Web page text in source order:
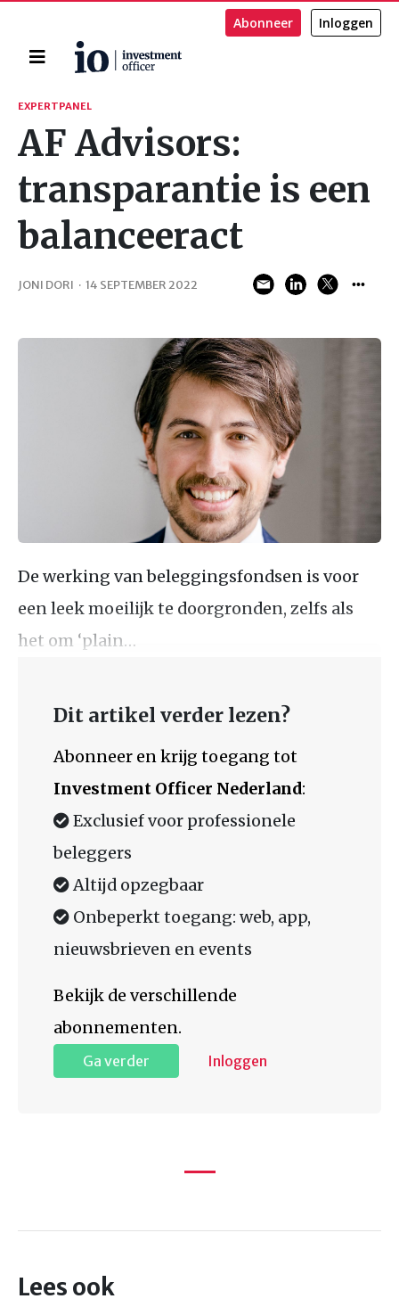
Home
Abonneer Inloggen
Zoeken
EXPERTPANEL
AF Advisors:
transparantie is een
balanceeract
JONI DORI · 14 SEPTEMBER 2022
De werking van beleggingsfondsen is voor
een leek moeilijk te doorgronden, zelfs als
het om ‘plain…
Dit artikel verder lezen?
Abonneer en krijg toegang tot
Investment Officer Nederland:
Exclusief voor professionele
beleggers
Altijd opzegbaar
Onbeperkt toegang: web, app,
nieuwsbrieven en events
Bekijk de verschillende
abonnementen.
Ga verder Inloggen
Lees ook